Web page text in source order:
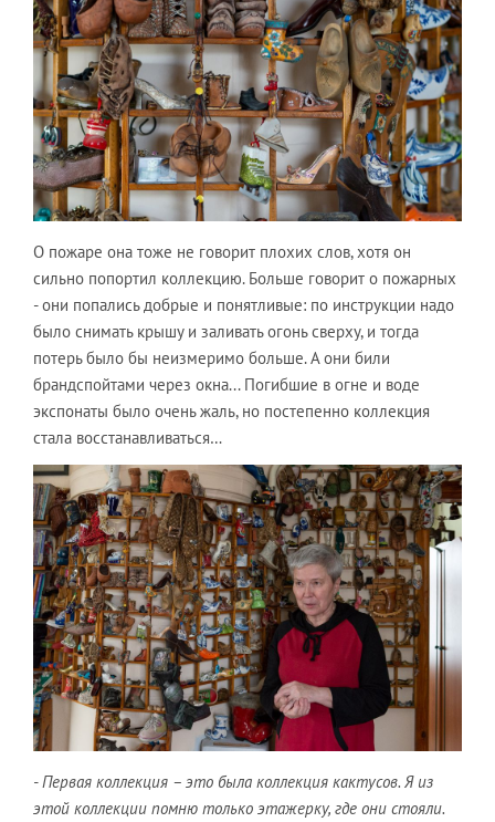
О пожаре она тоже не говорит плохих слов, хотя он
сильно попортил коллекцию. Больше говорит о пожарных
- они попались добрые и понятливые: по инструкции надо
было снимать крышу и заливать огонь сверху, и тогда
потерь было бы неизмеримо больше. А они били
брандспойтами через окна... Погибшие в огне и воде
экспонаты было очень жаль, но постепенно коллекция
стала восстанавливаться…
- Первая коллекция – это была коллекция кактусов. Я из
этой коллекции помню только этажерку, где они стояли.